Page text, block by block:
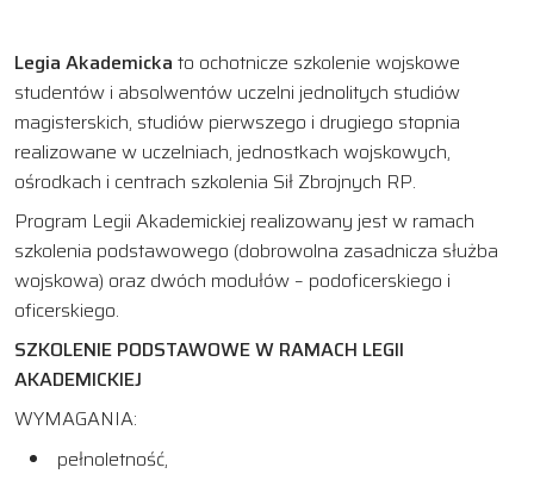
Legia Akademicka to ochotnicze szkolenie wojskowe
studentów i absolwentów uczelni jednolitych studiów
magisterskich, studiów pierwszego i drugiego stopnia
realizowane w uczelniach, jednostkach wojskowych,
ośrodkach i centrach szkolenia Sił Zbrojnych RP.
Program Legii Akademickiej realizowany jest w ramach
szkolenia podstawowego (dobrowolna zasadnicza służba
wojskowa) oraz dwóch modułów – podoficerskiego i
oficerskiego.
SZKOLENIE PODSTAWOWE W RAMACH LEGII
AKADEMICKIEJ
WYMAGANIA:
pełnoletność,